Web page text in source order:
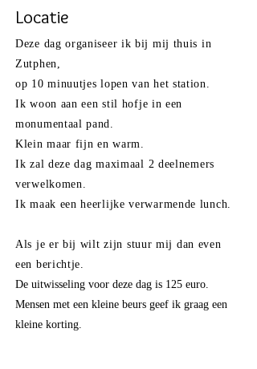
Locatie
Deze dag organiseer ik bij mij thuis in
Zutphen,
op 10 minuutjes lopen van het station.
Ikwoon aan een stil hofje in een
monumentaal pand.
Klein maar fijn en warm.
Ik zal deze dag maximaal 2 deelnemers
verwelkomen.
Ik maak een heerlijke verwarmende lunch.
Als je er bij wilt zijn stuur mij dan even
een berichtje.
De uitwisseling voor deze dag is 125 euro.
Mensen met een kleine beurs geef ik graag een
kleine korting.